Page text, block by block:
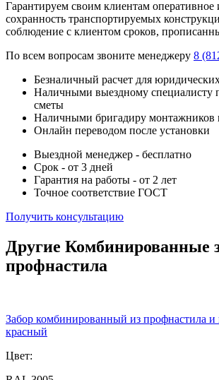
Гарантируем своим клиентам оперативное
сохранность транспортируемых
соблюдение с клиентом сроков,
По всем вопросам звоните менеджеру 8
Безналичный расчет для
Наличными выездному специалисту
сметы
Наличными бригадиру монтажников
Онлайн переводом после установки
Выездной менеджер - бесплатно
Срок - от 3 дней
Гарантия на работы - от 2 лет
Точное соответствие ГОСТ
Получить консультацию
Другие Комбинированные
профнастила
Забор комбинированный из профнастила и
красный
Цвет: